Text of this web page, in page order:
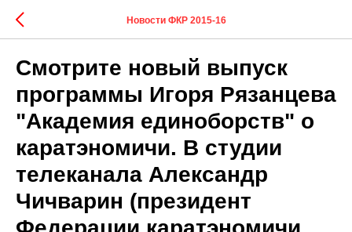
Новости ФКР 2015-16
Смотрите новый выпуск
программы Игоря Рязанцева
"Академия единоборств" о
каратэномичи. В студии
телеканала Александр
Чичварин (президент